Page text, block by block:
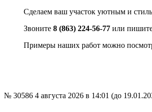
Сделаем ваш участок уютным и
Звоните 8 (863) 224-56-77 или
Примеры наших работ можно
№ 30586 4 августа 2026 в 14:01 (до